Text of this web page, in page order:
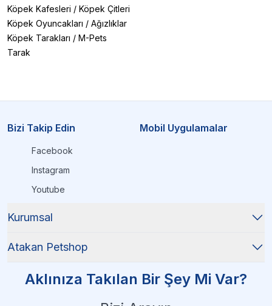
Köpek Kafesleri / Köpek Çitleri
Köpek Oyuncakları / Ağızlıklar
Köpek Tarakları / M-Pets
Tarak
Bizi Takip Edin
Facebook
Instagram
Youtube
Mobil Uygulamalar
Kurumsal
Atakan Petshop
Aklınıza Takılan Bir Şey Mi Var?